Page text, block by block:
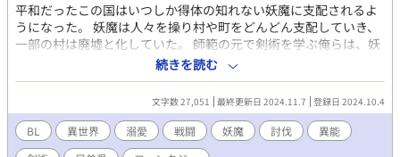
平和だったこの国はいつしか得体の知れない妖魔に支配されるよ
うになった。 妖魔は人々を操り村や町をどんどん支配していき、
一部の村は廃墟と化していた。 師範の元で剣術を学ぶ俺らは、妖
魔討伐の戦力として城に常駐し、戦闘態勢を整えている。 その中
でも数少ない異能の持ち主のルシア。 彼は癒しの力を持っている
が、その力は無限では無いので力の回復が必要となる。 日々討伐
に明け暮れ寝るだけでは回復もままらない時は、交わりによって
回復させならければならない。 その相手となるのが同じ隊のカイ
ル。 最初は仕方なく受け入れていたものの、カイルの優しさに惹
続きを読む
文字数 27,051 最終更新日 2024.11.7 登録日 2024.10.4
BL 異世界 溺愛 戦闘 妖魔 討伐
異能